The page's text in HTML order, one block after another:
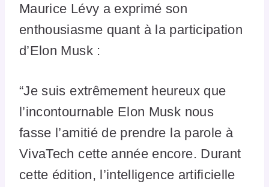
Maurice Lévy a exprimé son
enthousiasme quant à la participation
d’Elon Musk :
“Je suis extrêmement heureux que
l’incontournable Elon Musk nous
fasse l’amitié de prendre la parole à
VivaTech cette année encore. Durant
cette édition, l’intelligence artificielle